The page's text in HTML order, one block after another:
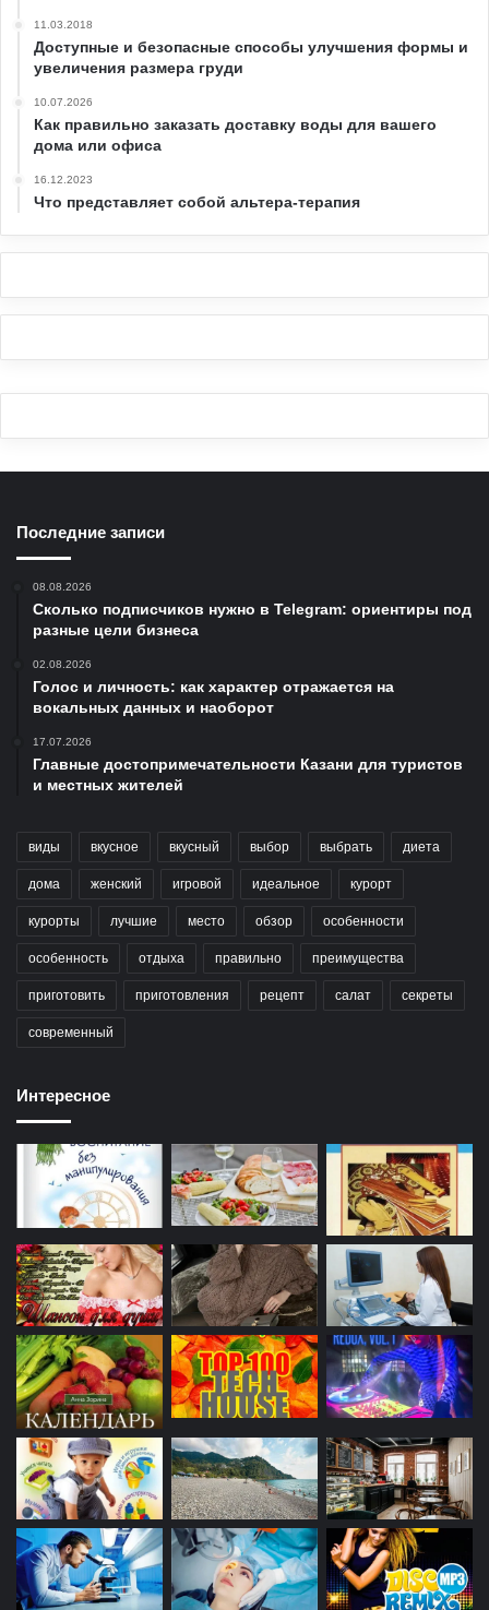
11.03.2018
Доступные и безопасные способы улучшения формы и
увеличения размера груди
10.07.2026
Как правильно заказать доставку воды для вашего
дома или офиса
16.12.2023
Что представляет собой альтера-терапия
Последние записи
08.08.2026
Сколько подписчиков нужно в Telegram: ориентиры под
разные цели бизнеса
02.08.2026
Голос и личность: как характер отражается на
вокальных данных и наоборот
17.07.2026
Главные достопримечательности Казани для туристов
и местных жителей
виды вкусное вкусный выбор выбрать диета
дома женский игровой идеальное курорт
курорты лучшие место обзор особенности
особенность отдыха правильно преимущества
приготовить приготовления рецепт салат секреты
современный
Интересное